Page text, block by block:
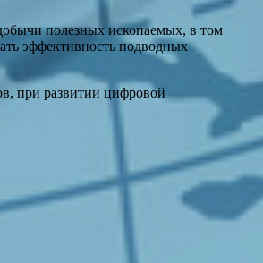
полезных ископаемых, в том
эффективность подводных
при развитии цифровой